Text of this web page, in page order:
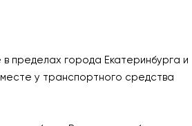
пределах города Екатеринбурга и
у транспортного средства